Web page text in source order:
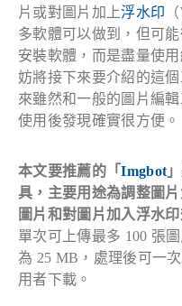
片或對圖片加上浮水印
多軟體可以做到，但可
安裝軟體，而是盡量使
妨將接下來要介紹的這
來雖然和一般的圖片編
使用後發現確實很方便。
本文要推薦的「Imgbot
具，主要用途為調整圖
圖片和對圖片加入浮水
單次可上傳最多 100 張
為 25 MB，處理後可一
用者下載。